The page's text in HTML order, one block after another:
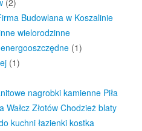
(2)
Budowlana w Koszalinie
wielorodzinne
(1)
(1)
nagrobki kamienne Piła
Złotów Chodzież blaty
kuchni łazienki kostka